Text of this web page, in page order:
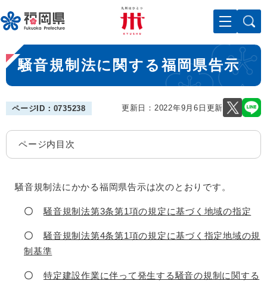
ー
ジ
先
頭
で
メニューを飛ばして本文へ
本
文
騒音規制法に関する福岡県告示
ページID：0735238 更新日：2022年9月6日更新
ページ内目次
騒音規制法にかかる福岡県告示は次のとおりです。
〇 騒音規制法第3条第1項の規定に基づく地域の指定
〇 騒音規制法第4条第1項の規定に基づく指定地域の規
制基準
〇 特定建設作業に伴って発生する騒音の規制に関する